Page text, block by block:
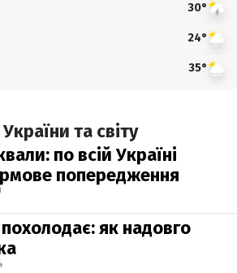
30°
24°
35°
та світу
по всій Україні
попередження
як надовго